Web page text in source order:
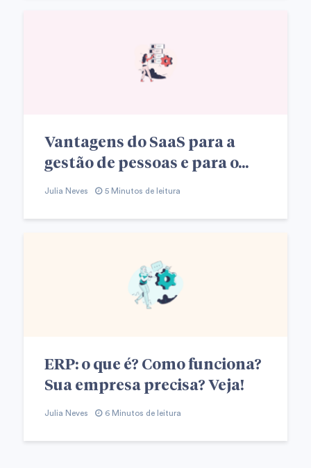
Vantagens do SaaS para a
gestão de pessoas e para o...
Julia Neves 5 Minutos de leitura
ERP: o que é? Como funciona?
Sua empresa precisa? Veja!
Julia Neves 6 Minutos de leitura